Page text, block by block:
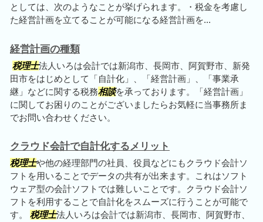
としては、次のようなことが挙げられます。・税金を考慮し
た経営計画を立てることが可能になる経営計画を...
経営計画の種類
税理士法人いろは会計では新潟市、長岡市、阿賀野市、新発
田市をはじめとして「自計化」、「経営計画」、「事業承
継」などに関する税務相談を承っております。「経営計画」
に関してお困りのことがございましたらお気軽に当事務所ま
でお問い合わせください。
クラウド会計で自計化するメリット
税理士や他の経理部門の社員、役員などにもクラウド会計ソ
フトを用いることでデータの共有が出来ます。これはソフト
ウェア型の会計ソフトでは難しいことです。クラウド会計ソ
フトを利用することで自計化をスムーズに行うことが可能で
す。 税理士法人いろは会計では新潟市、長岡市、阿賀野市、